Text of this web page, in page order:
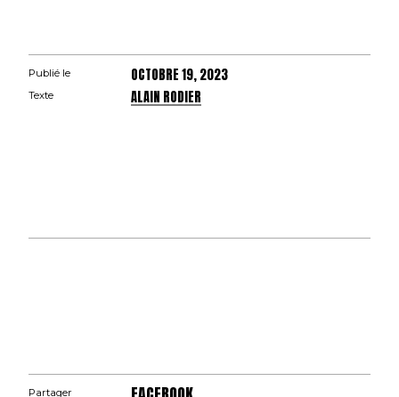
Publié le OCTOBRE 19, 2023
Texte ALAIN RODIER
Partager